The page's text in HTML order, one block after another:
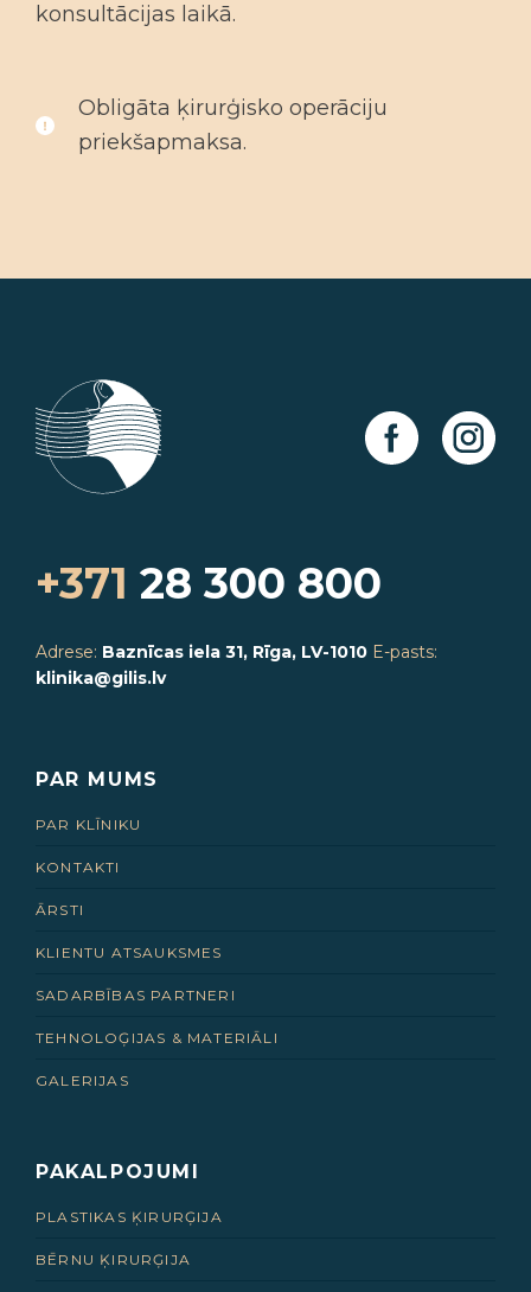
konsultācijas laikā.
Obligāta ķirurģisko operāciju
priekšapmaksa.
+371 28 300 800
Adrese: Baznīcas iela 31, Rīga, LV-1010 E-pasts:
klinika@gilis.lv
PAR MUMS
PAR KLĪNIKU
KONTAKTI
ĀRSTI
KLIENTU ATSAUKSMES
SADARBĪBAS PARTNERI
TEHNOLOĢIJAS & MATERIĀLI
GALERIJAS
PAKALPOJUMI
PLASTIKAS ĶIRURĢIJA
BĒRNU ĶIRURĢIJA